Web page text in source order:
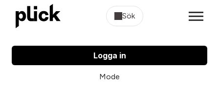
Sök
Logga in
Mode